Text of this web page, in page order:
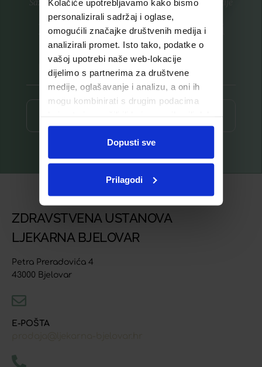
Kolačiće upotrebljavamo kako bismo
personalizirali sadržaj i oglase,
omogućili značajke društvenih medija i
analizirali promet. Isto tako, podatke o
vašoj upotrebi naše web-lokacije
dijelimo s partnerima za društvene
medije, oglašavanje i analizu, a oni ih
mogu kombinirati s drugim podacima
ste upotrebljavali njihove usluge.
Dopusti sve
Prilagodi
Saznajte prvi za nove proizvode i ekskluzivne promocije
Prijavite se na listu za novosti
ZDRAVSTVENA USTANOVA
LJEKARNA BJELOVAR
Petra Preradovića 4
43000 Bjelovar
E-POŠTA